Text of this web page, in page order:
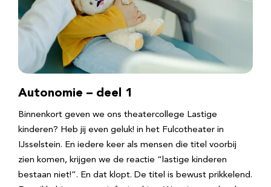
Autonomie – deel 1
Binnenkort geven we ons theatercollege Lastige
kinderen? Heb jij even geluk! in het Fulcotheater in
IJsselstein. En iedere keer als mensen die titel voorbij
zien komen, krijgen we de reactie “lastige kinderen
bestaan niet!”. En dat klopt. De titel is bewust prikkelend.